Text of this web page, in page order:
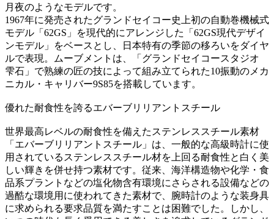
月夜のようなモデルです。
1967年に発売されたグランドセイコー史上初の自動巻機械式
モデル「62GS」を現代的にアレンジした「62GS現代デザイ
ンモデル」をベースとし、日本特有の季節の移ろいをダイヤ
ルで表現。ムーブメントは、「グランドセイコースタジオ
雫石」で熟練の匠の技によって組み立てられた10振動のメカ
ニカル・キャリバー9S85を搭載しています。
優れた耐食性を誇るエバーブリリアントスチール
世界最高レベルの耐食性を備えたステンレススチール素材
「エバーブリリアントスチール」は、一般的な高級時計に使
用されているステンレススチール材を上回る耐食性と白く美
しい輝きを併せ持つ素材です。従来、海洋構造物や化学・食
品系プラントなどの塩化物含有環境にさらされる設備などの
過酷な環境用に使われてきた素材で、腕時計のような装身具
に求められる要求品質を満たすことは困難でした。しかし、